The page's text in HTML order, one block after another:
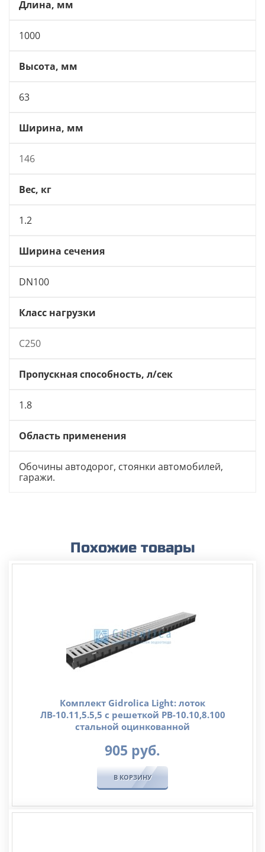
Длина, мм
1000
Высота, мм
63
Ширина, мм
146
Вес, кг
1.2
Ширина сечения
DN100
Класс нагрузки
C250
Пропускная способность, л/сек
1.8
Область применения
Обочины автодорог, стоянки автомобилей,
гаражи.
Похожие товары
Комплект Gidrolica Light: лоток
ЛВ-10.11,5.5,5 с решеткой РВ-10.10,8.100
стальной оцинкованной
905 руб.
В КОРЗИНУ